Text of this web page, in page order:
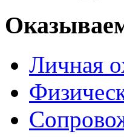
Личная